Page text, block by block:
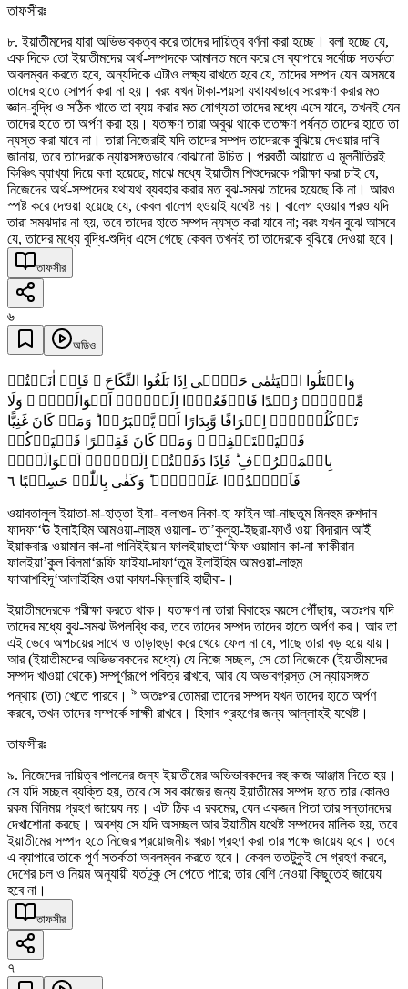
তাফসীরঃ
৮. ইয়াতীমদের যারা অভিভাবকত্ব করে তাদের দায়িত্ব বর্ণনা করা হচ্ছে। বলা হচ্ছে যে,
এক দিকে তো ইয়াতীমদের অর্থ-সম্পদকে আমানত মনে করে সে ব্যাপারে সর্বোচ্চ সতর্কতা
অবলম্বন করতে হবে, অন্যদিকে এটাও লক্ষ্য রাখতে হবে যে, তাদের সম্পদ যেন অসময়ে
তাদের হাতে সোপর্দ করা না হয়। বরং যখন টাকা-পয়সা যথাযথভাবে সংরক্ষণ করার মত
জ্ঞান-বুদ্ধি ও সঠিক খাতে তা ব্যয় করার মত যোগ্যতা তাদের মধ্যে এসে যাবে, তখনই যেন
তাদের হাতে তা অর্পণ করা হয়। যতক্ষণ তারা অবুঝ থাকে ততক্ষণ পর্যন্ত তাদের হাতে তা
ন্যস্ত করা যাবে না। তারা নিজেরাই যদি তাদের সম্পদ তাদেরকে বুঝিয়ে দেওয়ার দাবি
জানায়, তবে তাদেরকে ন্যায়সঙ্গতভাবে বোঝানো উচিত। পরবর্তী আয়াতে এ মূলনীতিরই
কিঞ্চিৎ ব্যাখ্যা দিয়ে বলা হয়েছে, মাঝে মধ্যে ইয়াতীম শিশুদেরকে পরীক্ষা করা চাই যে,
নিজেদের অর্থ-সম্পদের যথাযথ ব্যবহার করার মত বুঝ-সমঝ তাদের হয়েছে কি না। আরও
স্পষ্ট করে দেওয়া হয়েছে যে, কেবল বালেগ হওয়াই যথেষ্ট নয়। বালেগ হওয়ার পরও যদি
তারা সমঝদার না হয়, তবে তাদের হাতে সম্পদ ন্যস্ত করা যাবে না; বরং যখন বুঝে আসবে
যে, তাদের মধ্যে বুদ্ধি-শুদ্ধি এসে গেছে কেবল তখনই তা তাদেরকে বুঝিয়ে দেওয়া হবে।
তাফসীর
৬
অডিও
وَابۡتَلُوا الۡیَتٰمٰی حَتّٰۤی اِذَا بَلَغُوا النِّکَاحَ ۚ فَاِنۡ اٰنَسۡتُمۡ
مِّنۡہُمۡ رُشۡدًا فَادۡفَعُوۡۤا اِلَیۡہِمۡ اَمۡوَالَہُمۡ ۚ وَلَا
تَاۡکُلُوۡہَاۤ اِسۡرَافًا وَّبِدَارًا اَنۡ یَّکۡبَرُوۡا ؕ وَمَنۡ کَانَ غَنِیًّا
فَلۡیَسۡتَعۡفِفۡ ۚ وَمَنۡ کَانَ فَقِیۡرًا فَلۡیَاۡکُلۡ
بِالۡمَعۡرُوۡفِ ؕ فَاِذَا دَفَعۡتُمۡ اِلَیۡہِمۡ اَمۡوَالَہُمۡ
فَاَشۡہِدُوۡا عَلَیۡہِمۡ ؕ وَکَفٰی بِاللّٰہِ حَسِیۡبًا ٦
ওয়াবতালুল ইয়াতা-মা-হাত্তা ইযা- বালাগুন নিকা-হা ফাইন আ-নাছতুম মিনহুম রুশদান
ফাদফা‘ঊ ইলাইহিম আমওয়া-লাহুম ওয়ালা- তা’কুলূহা-ইছরা-ফাওঁ ওয়া বিদারান আইঁ
ইয়াকবারূ ওয়ামান কা-না গানিইইয়ান ফালইয়াছতা‘ফিফ ওয়ামান কা-না ফাকীরান
ফালইয়া’কুল বিলমা‘রূফি ফাইযা-দাফা‘তুম ইলাইহিম আমওয়া-লাহুম
ফাআশহিদূ‘আলাইহিম ওয়া কাফা-বিল্লাহি হাছীবা-।
ইয়াতীমদেরকে পরীক্ষা করতে থাক। যতক্ষণ না তারা বিবাহের বয়সে পৌঁছায়, অতঃপর যদি
তাদের মধ্যে বুঝ-সমঝ উপলব্ধি কর, তবে তাদের সম্পদ তাদের হাতে অর্পণ কর। আর তা
এই ভেবে অপচয়ের সাথে ও তাড়াহুড়া করে খেয়ে ফেল না যে, পাছে তারা বড় হয়ে যায়।
আর (ইয়াতীমদের অভিভাবকদের মধ্যে) যে নিজে সচ্ছল, সে তো নিজেকে (ইয়াতীমদের
সম্পদ খাওয়া থেকে) সম্পূর্ণরূপে পবিত্র রাখবে, আর যে অভাবগ্রস্ত সে ন্যায়সঙ্গত
পন্থায় (তা) খেতে পারবে। ৯ অতঃপর তোমরা তাদের সম্পদ যখন তাদের হাতে অর্পণ
করবে, তখন তাদের সম্পর্কে সাক্ষী রাখবে। হিসাব গ্রহণের জন্য আল্লাহই যথেষ্ট।
তাফসীরঃ
৯. নিজেদের দায়িত্ব পালনের জন্য ইয়াতীমের অভিভাবকদের বহু কাজ আঞ্জাম দিতে হয়।
সে যদি সচ্ছল ব্যক্তি হয়, তবে সে সব কাজের জন্য ইয়াতীমের সম্পদ হতে তার কোনও
রকম বিনিময় গ্রহণ জায়েয নয়। এটা ঠিক এ রকমের, যেন একজন পিতা তার সন্তানদের
দেখাশোনা করছে। অবশ্য সে যদি অসচ্ছল আর ইয়াতীম যথেষ্ট সম্পদের মালিক হয়, তবে
ইয়াতীমের সম্পদ হতে নিজের প্রয়োজনীয় খরচা গ্রহণ করা তার পক্ষে জায়েয হবে। তবে
এ ব্যাপারে তাকে পূর্ণ সতর্কতা অবলম্বন করতে হবে। কেবল ততটুকুই সে গ্রহণ করবে,
দেশের চল ও নিয়ম অনুযায়ী যতটুকু সে পেতে পারে; তার বেশি নেওয়া কিছুতেই জায়েয
হবে না।
তাফসীর
৭